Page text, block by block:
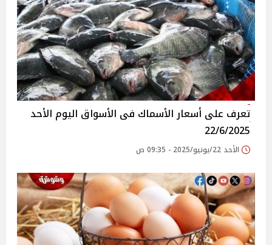
تعرف على أسعار الأسماك فى الأسواق‎‎ اليوم الأحد
22/6/2025
الأحد 22/يونيو/2025 - 09:35 ص